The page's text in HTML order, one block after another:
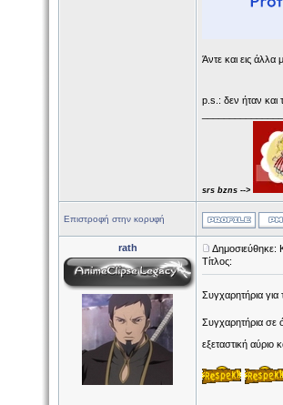
Άντε και εις άλλα
p.s.: δεν ήταν και
srs bzns -->
Επιστροφή στην κορυφή
rath
Δημοσιεύθηκε:
Τίτλος:
Συγχαρητήρια
Συγχαρητήρια σε
εξεταστική